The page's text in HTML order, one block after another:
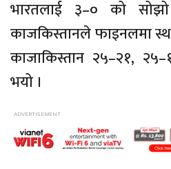
भारतलाई ३–० को
काजकिस्तानले फाइनलमा
काजाकिस्तान २५–२१,
भयो ।